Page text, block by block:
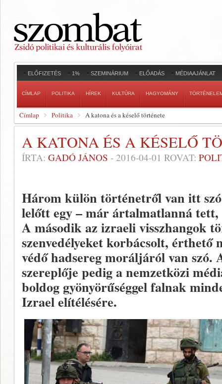
ELŐFIZETÉS 1% SZEMINÁRIUM ELŐADÁS MÉDIAAJÁNLAT
CÍMLAP POLITIKA HÍREK KULTÚRA HAGYOMÁNY
Címlap Politika A katona és a késelő története
A KATONA ÉS A KÉSELŐ
ÍRTA: GADÓ JÁNOS - 2016-04-01 ROVAT:
Három külön történetről van itt
lelőtt egy – már ártalmatlanná
A második az izraeli visszhangok
szenvedélyeket korbácsolt, érthető
védő hadsereg moráljáról van
szereplője pedig a nemzetközi
boldog gyönyörűséggel falnak
Izrael elítélésére.